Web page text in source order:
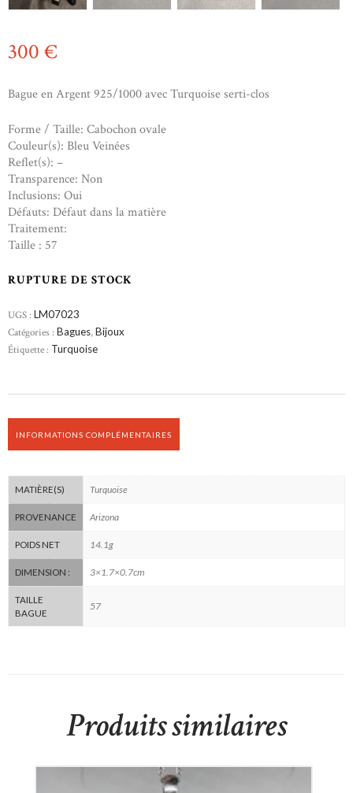
300 €
Bague en Argent 925/1000 avec Turquoise serti-clos
Forme / Taille: Cabochon ovale
Couleur(s): Bleu Veinées
Reflet(s): –
Transparence: Non
Inclusions: Oui
Défauts: Défaut dans la matière
Traitement:
Taille : 57
RUPTURE DE STOCK
UGS : LM07023
Catégories : Bagues,Bijoux
Étiquette : Turquoise
INFORMATIONS COMPLÉMENTAIRES
MATIÈRE(S) Turquoise
PROVENANCE Arizona
POIDS NET 14.1g
DIMENSION : 3×1.7×0.7cm
TAILLE
BAGUE
57
Produits similaires